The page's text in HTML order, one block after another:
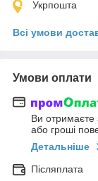
Укрпошта
Всі умови
Умови оплати
Ви отримаєте
або гроші
Детальніше
Післяплата